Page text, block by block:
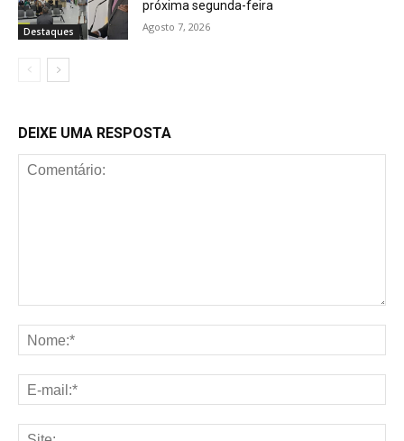
Destaques
próxima segunda-feira
Agosto 7, 2026
DEIXE UMA RESPOSTA